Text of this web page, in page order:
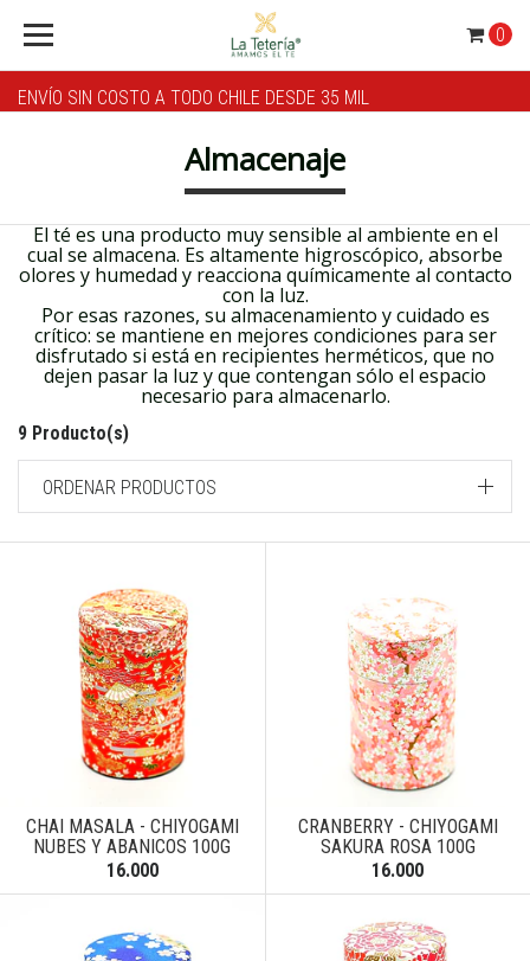
ENVÍO SIN COSTO A TODO CHILE DESDE 35 MIL
0
Almacenaje
El té es una producto muy sensible al ambiente en el
cual se almacena. Es altamente higroscópico, absorbe
olores y humedad y reacciona químicamente al contacto
con la luz.
Por esas razones, su almacenamiento y cuidado es
crítico: se mantiene en mejores condiciones para ser
disfrutado si está en recipientes herméticos, que no
dejen pasar la luz y que contengan sólo el espacio
necesario para almacenarlo.
9 Producto(s)
ORDENAR PRODUCTOS
CHAI MASALA - CHIYOGAMI
NUBES Y ABANICOS 100G
16.000
CRANBERRY - CHIYOGAMI
SAKURA ROSA 100G
16.000